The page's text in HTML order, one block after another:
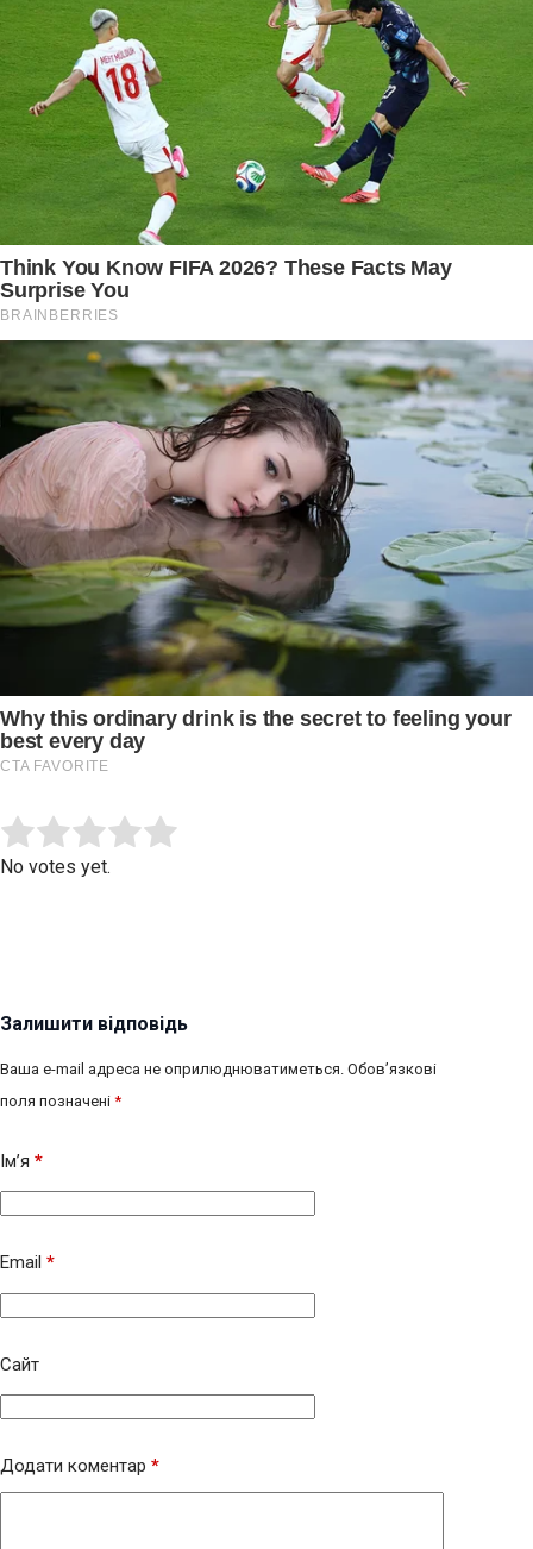
Rate this item:
No votes yet.
Залишити відповідь
Ваша e-mail адреса не оприлюднюватиметься. Обов’язкові
поля позначені *
Ім’я *
Email *
Сайт
Додати коментар *